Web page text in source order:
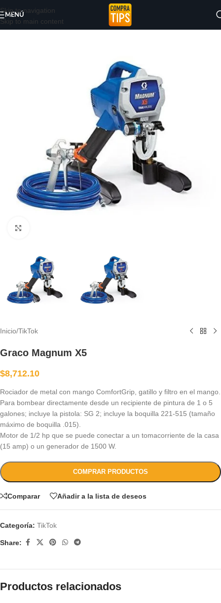
Skip to navigation
Skip to main content
MENÚ
Inicio/TikTok
Graco Magnum X5
$8,712.10
Rociador de metal con mango ComfortGrip, gatillo y filtro en el mango.
Para bombear directamente desde un recipiente de pintura de 1 o 5
galones; incluye la pistola: SG 2; incluye la boquilla 221-515 (tamaño
máximo de boquilla .015).
Motor de 1/2 hp que se puede conectar a un tomacorriente de la casa
(15 amp) o un generador de 1500 W.
COMPRAR PRODUCTOS
Comparar Añadir a la lista de deseos
Categoría: TikTok
Share:
Productos relacionados